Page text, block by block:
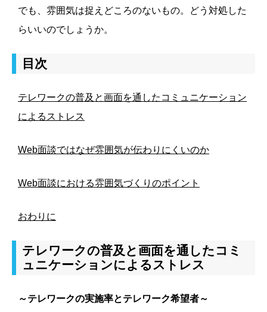
でも、雰囲気は捉えどころのないもの。どう対処した
らいいのでしょうか。
目次
テレワークの普及と画面を通したコミュニケーション
によるストレス
Web面談ではなぜ雰囲気が伝わりにくいのか
Web面談における雰囲気づくりのポイント
おわりに
テレワークの普及と画面を通したコミ
ュニケーションによるストレス
～テレワークの実施率とテレワーク希望者～